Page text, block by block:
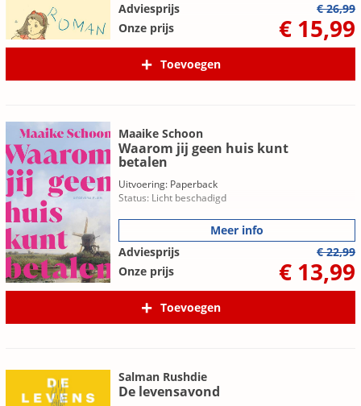
Adviesprijs
€ 26,99
Onze prijs
€ 15,99
Toevoegen
Maaike Schoon
Waarom jij geen huis kunt
betalen
Uitvoering: Paperback
Status: Licht beschadigd
Meer info
Adviesprijs
€ 22,99
Onze prijs
€ 13,99
Toevoegen
Salman Rushdie
De levensavond